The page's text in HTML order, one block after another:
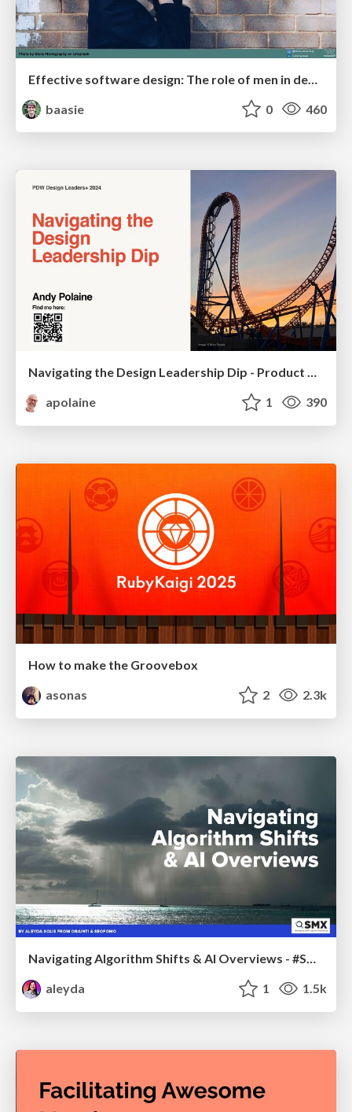
baasie
0 460
Navigating the Design Leadership Dip - Product Design Week Design Leaders+ Conference 2024
apolaine
1 390
How to make the Groovebox
asonas
2 2.3k
aleyda
1 1.5k